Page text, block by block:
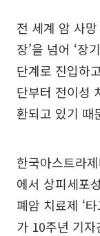
전 세계 암 사
장’을 넘어 ‘장
단계로 진입하
단부터 전이성
환되고 있기 때
한국아스트라
에서 상피세포
폐암 치료제 ‘
가 10주년 기